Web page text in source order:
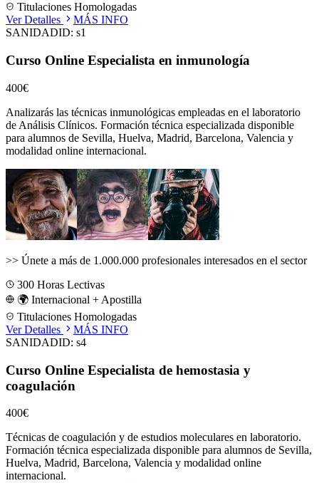
Titulaciones Homologadas
Ver Detalles
MÁS INFO
SANIDADID: s1
Curso Online Especialista en inmunología
400€
Analizarás las técnicas inmunológicas empleadas en el laboratorio
de Análisis Clínicos. Formación técnica especializada disponible
para alumnos de Sevilla, Huelva, Madrid, Barcelona, Valencia y
modalidad online internacional.
>> Únete a más de 1.000.000 profesionales interesados en el sector
300 Horas Lectivas
🌍 Internacional + Apostilla
Titulaciones Homologadas
Ver Detalles
MÁS INFO
SANIDADID: s4
Curso Online Especialista de hemostasia y
coagulación
400€
Técnicas de coagulación y de estudios moleculares en laboratorio.
Formación técnica especializada disponible para alumnos de Sevilla,
Huelva, Madrid, Barcelona, Valencia y modalidad online
internacional.